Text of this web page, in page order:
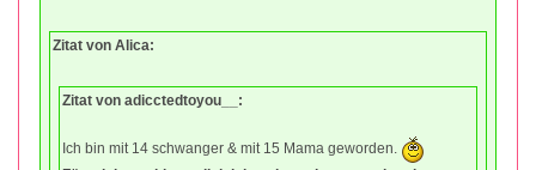
Zitat von Alica:
Zitat von adicctedtoyou__:
Ich bin mit 14 schwanger & mit 15 Mama geworden.